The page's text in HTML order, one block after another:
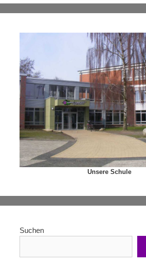
Unsere Schule
Suchen